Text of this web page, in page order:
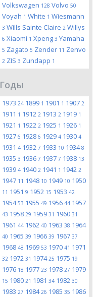
Volkswagen 128 Volvo 50
Voyah 1 White 1 Wiesmann
3 Wills Sainte Claire 2 Willys
6 Xiaomi 1 Xpeng 3 Yamaha
5 Zagato 5 Zender 11 Zenvo
2 ZIS 3 Zundapp 1
Годы
1973 24 1899 1 1901 1 1907 2
1911 1 1912 2 1913 2 1919 1
1921 1 1922 2 1925 1 1926 1
1927 6 1928 6 1929 4 1930 4
1931 4 1932 7 1933 10 19348
1935 3 1936 7 1937 7 1938 13
1939 4 1940 2 1941 1 1942 2
1947 11 1948 10 1949 10 1950
11 1951 9 1952 15 1953 42
195453 1955 49 1956 44 1957
43 1958 29 1959 31 1960 31
1961 44 1962 40 1963 38 1964
40 1965 39 1966 39 1967 37
1968 48 1969 53 1970 41 1971
32 1972 31 197425 1975 19
1976 18 1977 23 1978 27 1979
15 1980 21 1981 34 1982 30
1983 27 198426 1985 35 1986